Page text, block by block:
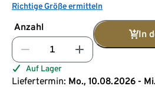
Richtige Größe ermitteln
Anzahl
In
Auf Lager
Liefertermin: Mo., 10.08.2026 -